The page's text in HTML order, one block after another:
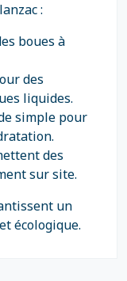
:
boues à
des
liquides.
simple pour
des
sur site.
un
écologique.